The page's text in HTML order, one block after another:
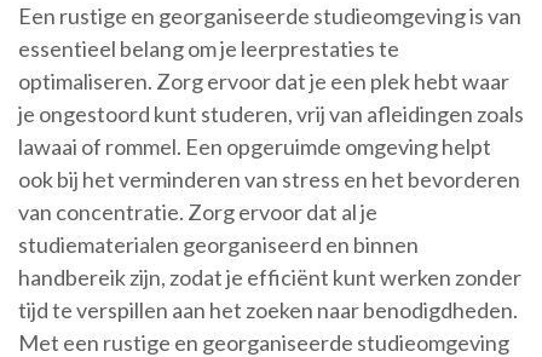
Een rustige en georganiseerde studieomgeving is van
essentieel belang om je leerprestaties te
optimaliseren. Zorg ervoor dat je een plek hebt waar
je ongestoord kunt studeren, vrij van afleidingen zoals
lawaai of rommel. Een opgeruimde omgeving helpt
ook bij het verminderen van stress en het bevorderen
van concentratie. Zorg ervoor dat al je
studiematerialen georganiseerd en binnen
handbereik zijn, zodat je efficiënt kunt werken zonder
tijd te verspillen aan het zoeken naar benodigdheden.
Met een rustige en georganiseerde studieomgeving